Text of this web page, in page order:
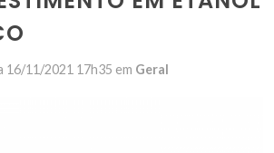
16/11/2021 17h35 em Geral